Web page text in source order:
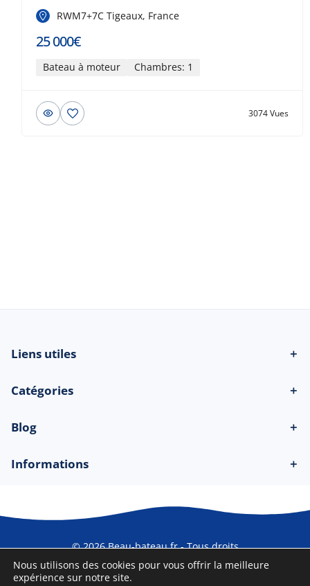
RWM7+7C Tigeaux, France
25 000€
Bateau à moteur Chambres: 1
3074 Vues
Liens utiles ＋
Catégories ＋
Blog ＋
Informations ＋
© 2026 Beau-bateau.fr - Tous droits
réservés
Nous utilisons des cookies pour vous offrir la meilleure
expérience sur notre site.